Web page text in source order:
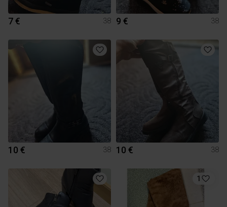
7 € 38 9 € 38
10 € 38 10 € 38
1